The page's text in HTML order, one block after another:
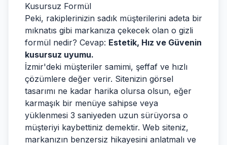
Kusursuz Formül
Peki, rakiplerinizin sadık müşterilerini adeta bir
mıknatıs gibi markanıza çekecek olan o gizli
formül nedir? Cevap: Estetik, Hız ve Güvenin
kusursuz uyumu.
İzmir'deki müşteriler samimi, şeffaf ve hızlı
çözümlere değer verir. Sitenizin görsel
tasarımı ne kadar harika olursa olsun, eğer
karmaşık bir menüye sahipse veya
yüklenmesi 3 saniyeden uzun sürüyorsa o
müşteriyi kaybettiniz demektir. Web siteniz,
markanızın benzersiz hikayesini anlatmalı ve